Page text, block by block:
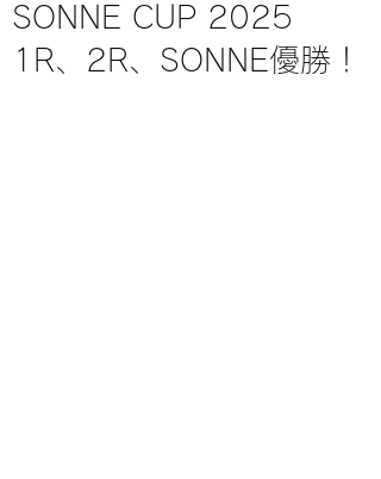
SONNE CUP 2025
1R、2R、SONNE優勝！